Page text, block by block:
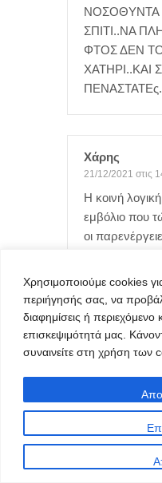
Χρησιμοποιούμε cookies
περιήγησής σας, να
διαφημίσεις ή
επισκεψιμότητά μας.
συναινείτε στη χρήση των
ΝΟΣΟΘΥΝΤΑ
ΣΠΙΤΙ..ΝΑ
ΦΤΟΣ ΔΕΝ
ΧΑΤΗΡΙ..ΚΑΙ
Χάρης
21/12/2021 στις
Η κοινή
εμβόλιο που
οι
πηδα στην
είναι για το
Σχολιάστε